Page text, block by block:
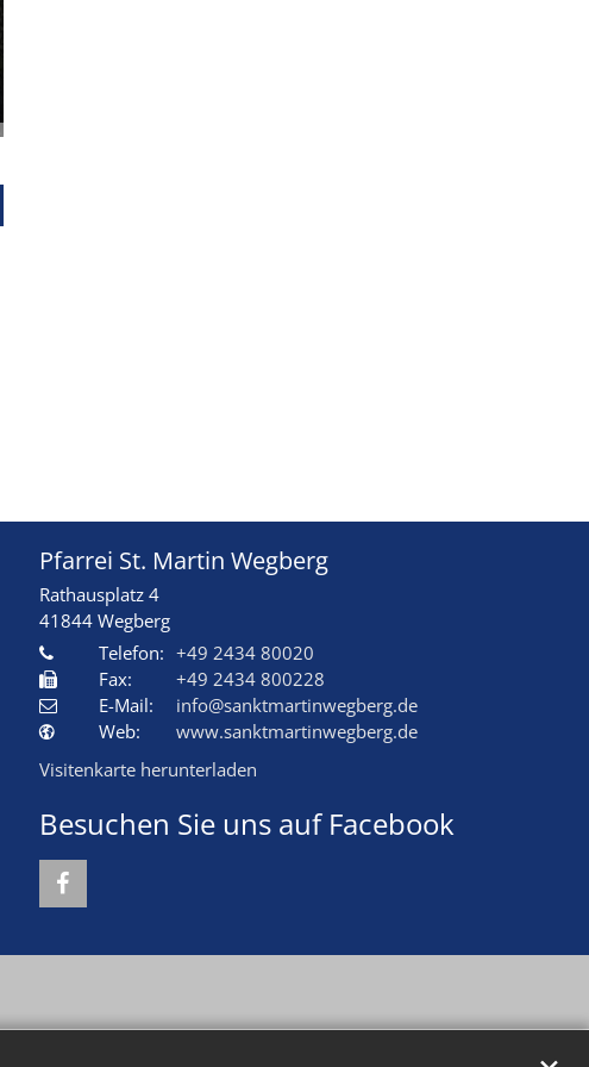
Pfarrei St. Martin Wegberg
Rathausplatz 4
41844 Wegberg
Telefon: +49 2434 80020
Fax:
+49 2434 800228
E-Mail:
info@sanktmartinwegberg.de
Web:
www.sanktmartinwegberg.de
Visitenkarte herunterladen
Besuchen Sie uns auf Facebook